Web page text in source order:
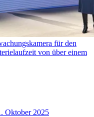
für den
von über einem
Oktober 2025